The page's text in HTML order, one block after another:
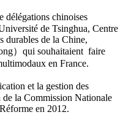
délégations chinoises
de Tsinghua, Centre
durables de la Chine,
）qui souhaitaient faire
en France.
et la gestion des
de la Commission Nationale
en 2012.